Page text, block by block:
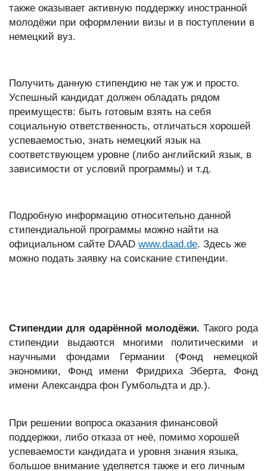
также оказывает активную поддержку иностранной
молодёжи при оформлении визы и в поступлении в
немецкий вуз.
Получить данную стипендию не так уж и просто.
Успешный кандидат должен обладать рядом
преимуществ: быть готовым взять на себя
социальную ответственность, отличаться хорошей
успеваемостью, знать немецкий язык на
соответствующем уровне (либо английский язык, в
зависимости от условий программы) и т.д.
Подробную информацию относительно данной
стипендиальной программы можно найти на
официальном сайте DAAD www.daad.de. Здесь же
можно подать заявку на соискание стипендии.
Стипендии для одарённой молодёжи. Такого рода
стипендии выдаются многими политическими и
научными фондами Германии (Фонд немецкой
экономики, Фонд имени Фридриха Эберта, Фонд
имени Александра фон Гумбольдта и др.).
При решении вопроса оказания финансовой
поддержки, либо отказа от неё, помимо хорошей
успеваемости кандидата и уровня знания языка,
большое внимание уделяется также и его личным